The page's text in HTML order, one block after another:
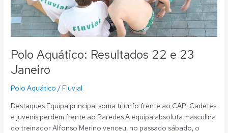
Polo Aquático: Resultados 22 e 23
Janeiro
Polo Aquático / Fluvial
Destaques Equipa principal soma triunfo frente ao CAP; Cadetes
e juvenis perdem frente ao Paredes A equipa absoluta masculina
do treinador Alfonso Merino venceu, no passado sábado, o